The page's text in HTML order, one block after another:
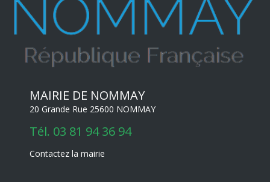
MAIRIE DE NOMMAY
20 Grande Rue 25600 NOMMAY
Tél. 03 81 94 36 94
Contactez la mairie